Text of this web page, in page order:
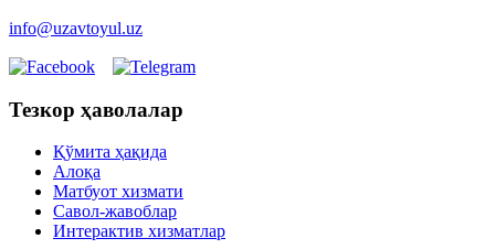
info@uzavtoyul.uz
Тезкор ҳаволалар
Қўмита ҳақида
Алоқа
Матбуот xизмати
Савол-жавоблар
Интерактив хизматлар